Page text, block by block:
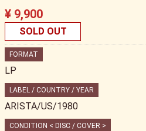
¥ 9,900
SOLD OUT
FORMAT
LP
LABEL / COUNTRY / YEAR
ARISTA/US/1980
CONDITION < DISC / COVER >